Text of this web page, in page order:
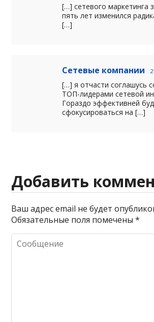
[…] сетевого маркетинга
пять лет изменился
[…]
Сетевые компании
[…] я отчасти соглашусь
ТОП-лидерами сетевой
Гораздо эффективней
сфокусироваться на […]
Добавить
Ваш адрес email не будет
Обязательные поля помечены*